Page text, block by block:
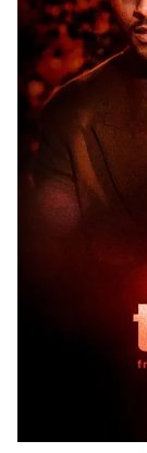
Tư vấn
Chuyên mục
Emagazine
Photo
Video
VTV Sức khoẻ